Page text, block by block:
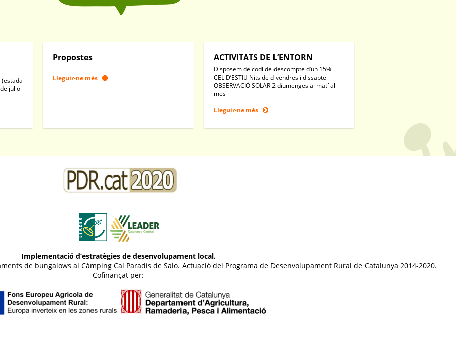
(estada
juliol
Propostes
Lleguir-ne més
ACTIVITATS DE L’ENTORN
Disposem de codi de descompte d’un 15%
CEL D’ESTIU Nits de divendres i dissabte
OBSERVACIÓ SOLAR 2 diumenges al matí al
mes
Lleguir-ne més
Implementació d’estratègies de desenvolupament local.
de bungalows al Càmping Cal Paradís de Salo. Actuació del Programa de Desenvolupament Rural de Catalunya 2014-2020.
Cofinançat per: